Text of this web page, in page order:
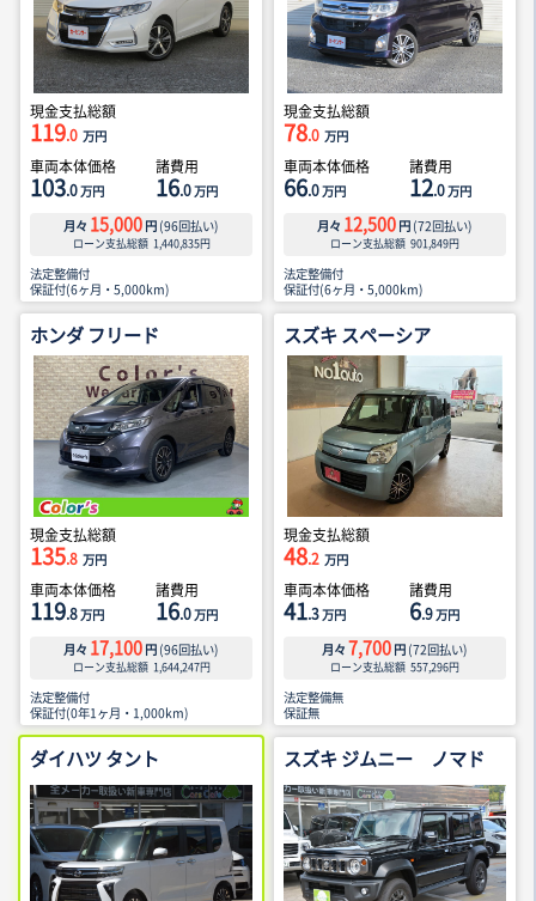
現金支払総額
119.0 万円
車両本体価格
103.0万円
諸費用
16.0万円
月々 15,000 円 (96回払い)
ローン支払総額 1,440,835円
法定整備付
保証付(6ヶ月・5,000km)
現金支払総額
78.0 万円
車両本体価格
66.0万円
諸費用
12.0万円
月々 12,500 円 (72回払い)
ローン支払総額 901,849円
法定整備付
保証付(6ヶ月・5,000km)
ホンダ フリード
現金支払総額
135.8 万円
車両本体価格
119.8万円
諸費用
16.0万円
月々 17,100 円 (96回払い)
ローン支払総額 1,644,247円
法定整備付
保証付(0年1ヶ月・1,000km)
スズキ スペーシア
現金支払総額
48.2 万円
車両本体価格
41.3万円
諸費用
6.9万円
月々 7,700 円 (72回払い)
ローン支払総額 557,296円
法定整備無
保証無
ダイハツ タント スズキ ジムニー ノマド